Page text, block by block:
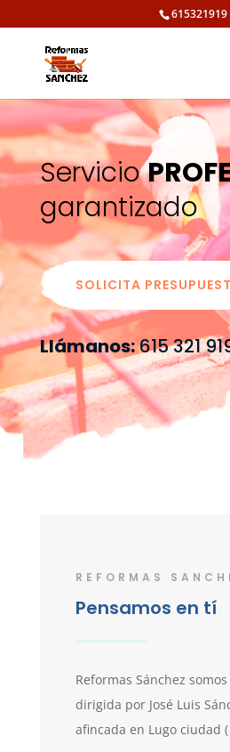
615321919
Servicio
garantizado
SOLICITA
Llámanos:615 321
REFORMAS
Pensamos en tí
Reformas Sánchez
dirigida por José Luis
afincada en Lugo ciudad